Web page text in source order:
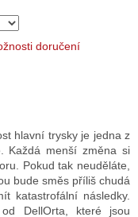
doručení
hlavní trysky je jedna z
Každá menší změna si
Pokud tak neuděláte,
bude směs příliš chudá
katastrofální následky.
DellOrta, které jsou